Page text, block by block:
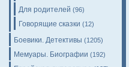
Для родителей (96)
Говорящие сказки (12)
Боевики. Детективы (1205)
Мемуары. Биографии (192)